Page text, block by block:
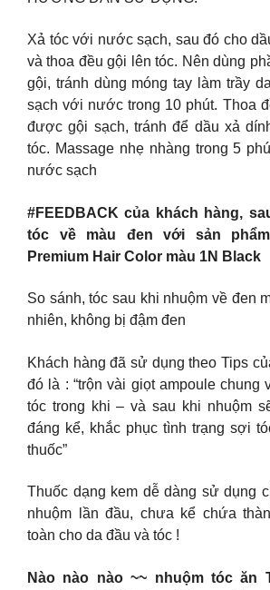
Xả tóc với nước sạch, sau đó cho
và thoa đều gội lên tóc. Nên dùng
gội, tránh dùng móng tay làm trầy
sạch với nước trong 10 phút. Thoa
được gội sạch, tránh để dầu xả
tóc. Massage nhẹ nhàng trong 5
nước sạch
#FEEDBACK của khách hàng,
tóc về màu đen với sản
Premium Hair Color màu 1N Black
So sánh, tóc sau khi nhuộm về đen
nhiên, không bị đậm đen
Khách hàng đã sử dụng theo Tips
đó là : “trộn vài giọt ampoule chung
tóc trong khi – và sau khi nhuộm
đáng kể, khắc phục tình trạng sợi
thuốc”
Thuốc dạng kem dễ dàng sử dụng
nhuộm lần đầu, chưa kể chứa
toàn cho da đầu và tóc !
Nào nào nào ~~ nhuộm tóc ăn